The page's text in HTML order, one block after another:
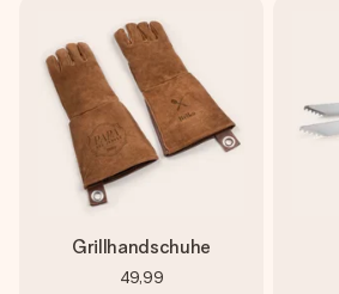
Grillhandschuhe
49,99